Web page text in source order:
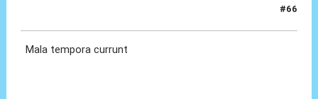
#66
Mala tempora currunt